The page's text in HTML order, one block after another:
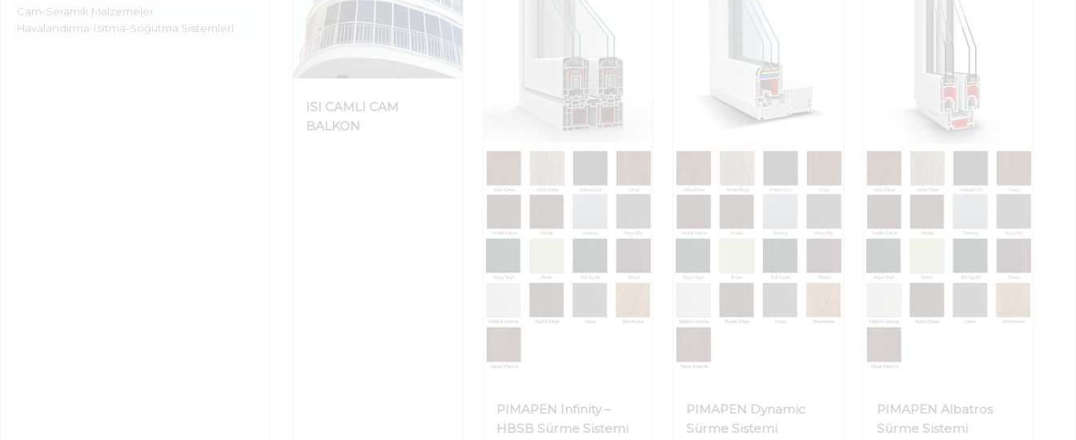
Cam-Seramik Malzemeler
Havalandırma-Isıtma-Soğutma Sistemleri
ISI CAMLI CAM
BALKON
PIMAPEN Infinity –
HBSB Sürme Sistemi
PIMAPEN Dynamic
Sürme Sistemi
PIMAPEN Albatros
Sürme Sistemi